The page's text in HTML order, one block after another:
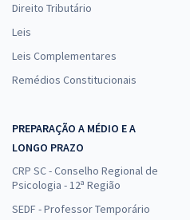
Direito Tributário
Leis
Leis Complementares
Remédios Constitucionais
PREPARAÇÃO A MÉDIO E A
LONGO PRAZO
CRP SC - Conselho Regional de
Psicologia - 12ª Região
SEDF - Professor Temporário